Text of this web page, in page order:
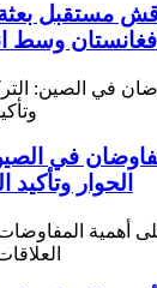
مستقبل بعثة
وسط
في
الحوار وتأكيد